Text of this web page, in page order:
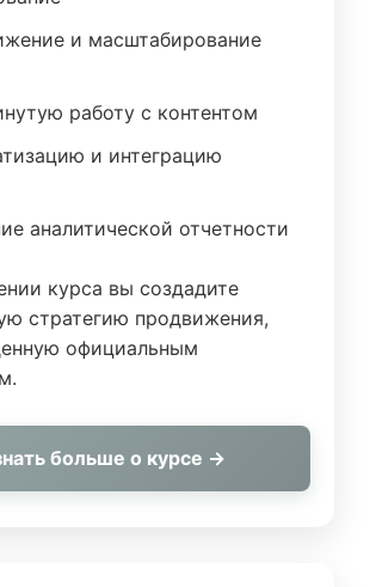
и масштабирование
работу с контентом
и интеграцию
аналитической отчетности
курса вы создадите
стратегию продвижения,
официальным
больше о курсе →